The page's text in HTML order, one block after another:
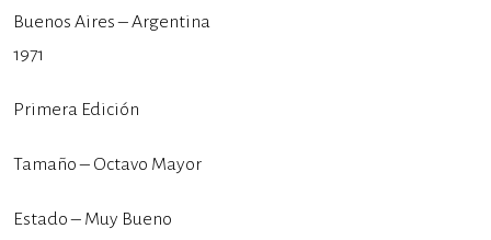
Buenos Aires – Argentina
1971
Primera Edición
Tamaño – Octavo Mayor
Estado – Muy Bueno